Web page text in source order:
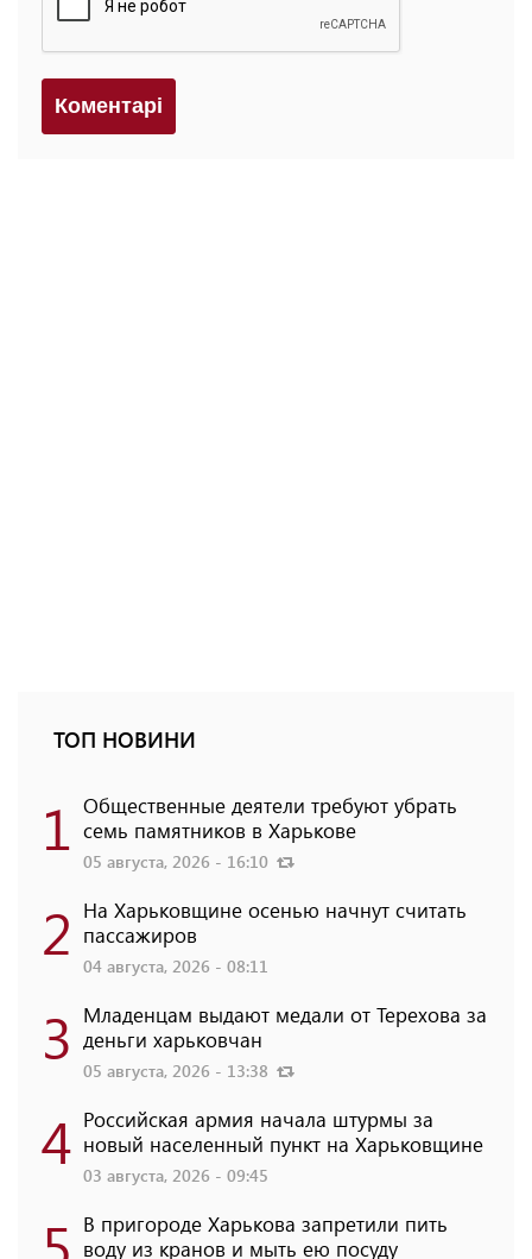
Коментарi
ТОП НОВИНИ
1 Общественные деятели требуют убрать
семь памятников в Харькове
05 августа, 2026 - 16:10
2 На Харьковщине осенью начнут считать
пассажиров
04 августа, 2026 - 08:11
3 Младенцам выдают медали от Терехова за
деньги харьковчан
05 августа, 2026 - 13:38
4 Российская армия начала штурмы за
новый населенный пункт на Харьковщине
03 августа, 2026 - 09:45
В пригороде Харькова запретили пить
воду из кранов и мыть ею посуду